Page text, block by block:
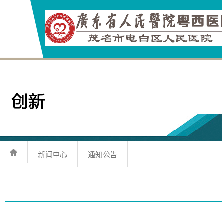
新闻中心 通知公告